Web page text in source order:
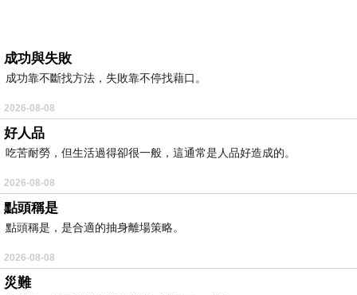
成功與失敗
成功靠不斷找方法，失敗靠不停找藉口。
2026-08-08
好人品
吃苦耐勞，但生活過得卻很一般，這通常是人品好造成的。
2026-08-08
點頭稱是
點頭稱是，是合適的抽身離場策略。
2026-08-08
災難